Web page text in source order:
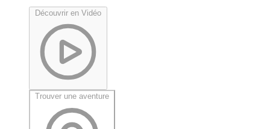
Découvrir en Vidéo
Trouver une aventure